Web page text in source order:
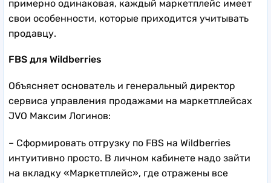
примерно одинаковая, каждый маркетплейс имеет
свои особенности, которые приходится учитывать
продавцу.
FBS для Wildberries
Объясняет основатель и генеральный директор
сервиса управления продажами на маркетплейсах
JVO Максим Логинов:
– Сформировать отгрузку по FBS на Wildberries
интуитивно просто. В личном кабинете надо зайти
на вкладку «Маркетплейс», где отражены все